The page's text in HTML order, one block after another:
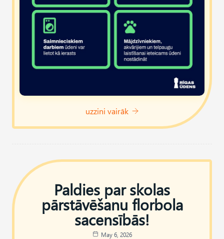
uzzini vairāk
Paldies par skolas
pārstāvēšanu florbola
sacensībās!
May 6, 2026